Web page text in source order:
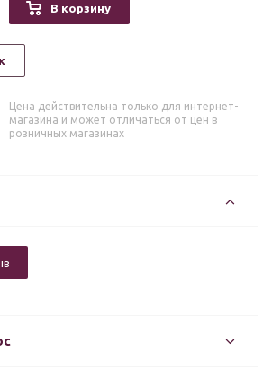
В корзину
Цена действительна только для интернет-
магазина и может отличаться от цен в
розничных магазинах